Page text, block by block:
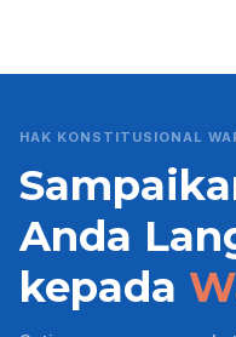
HAK KONSTITUSIONAL
Anda
kepada